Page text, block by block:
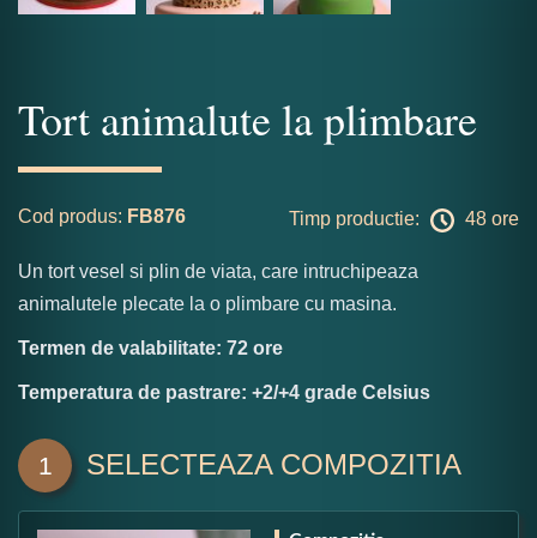
Tort animalute la plimbare
Cod produs: FB876 Timp productie: 48 ore
Un tort vesel si plin de viata, care intruchipeaza
animalutele plecate la o plimbare cu masina.
Termen de valabilitate: 72 ore
Temperatura de pastrare: +2/+4 grade Celsius
1 SELECTEAZA COMPOZITIA